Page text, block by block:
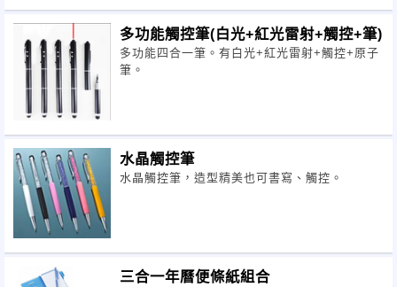
多功能觸控筆(白光+紅光雷射+觸控+筆)
多功能四合一筆。有白光+紅光雷射+觸控+原子
筆。
水晶觸控筆
水晶觸控筆，造型精美也可書寫、觸控。
三合一年曆便條紙組合